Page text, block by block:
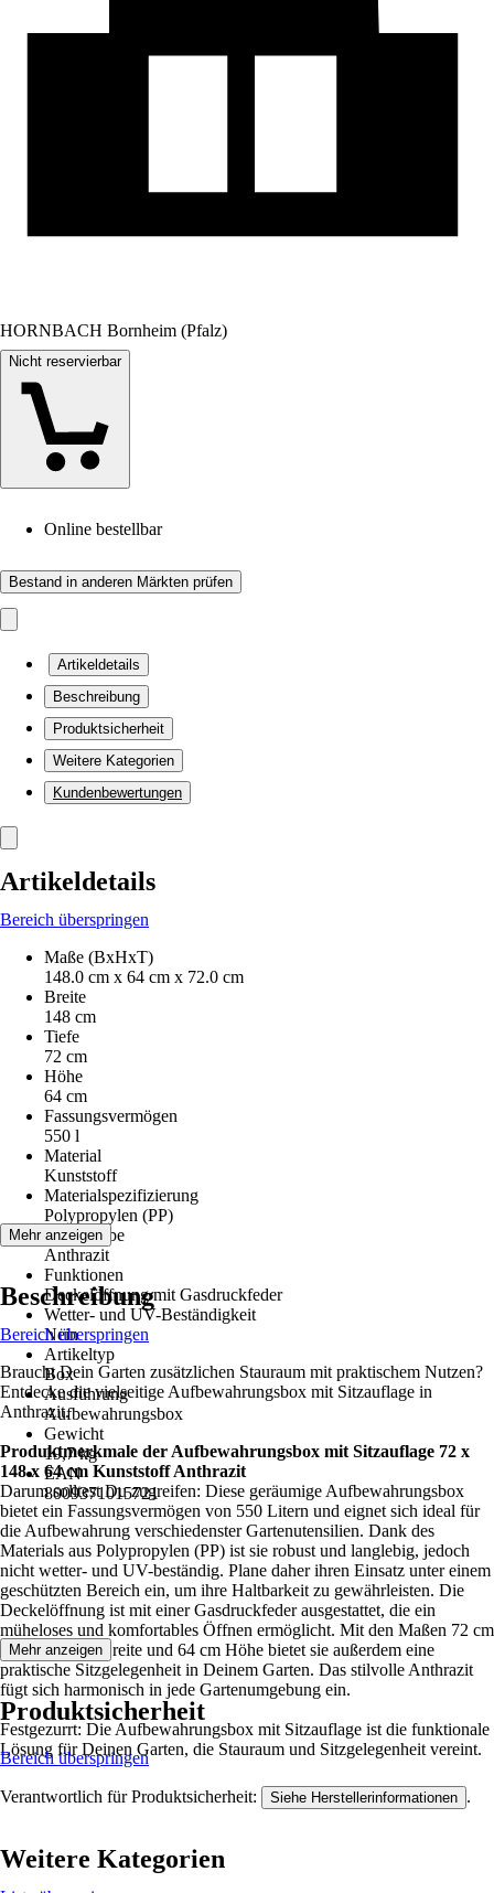
HORNBACH Bornheim (Pfalz)
Nicht reservierbar
Online bestellbar
Bestand in anderen Märkten prüfen
Artikeldetails
Beschreibung
Produktsicherheit
Weitere Kategorien
Kundenbewertungen
Artikeldetails
Bereich überspringen
Maße (BxHxT)
148.0 cm x 64 cm x 72.0 cm
Breite
148 cm
Tiefe
72 cm
Höhe
64 cm
Fassungsvermögen
550 l
Material
Kunststoff
Materialspezifizierung
Polypropylen (PP)
Grundfarbe
Anthrazit
Funktionen
Deckelöffnung mit Gasdruckfeder
Wetter- und UV-Beständigkeit
Nein
Artikeltyp
Box
Ausführung
Aufbewahrungsbox
Gewicht
19,7 kg
EAN
8009371015721
Mehr anzeigen
Beschreibung
Bereich überspringen
Braucht Dein Garten zusätzlichen Stauraum mit praktischem Nutzen?
Entdecke die vielseitige Aufbewahrungsbox mit Sitzauflage in
Anthrazit.
Produktmerkmale der Aufbewahrungsbox mit Sitzauflage 72 x
148 x 64 cm Kunststoff Anthrazit
Darum solltest Du zugreifen: Diese geräumige Aufbewahrungsbox
bietet ein Fassungsvermögen von 550 Litern und eignet sich ideal für
die Aufbewahrung verschiedenster Gartenutensilien. Dank des
Materials aus Polypropylen (PP) ist sie robust und langlebig, jedoch
nicht wetter- und UV-beständig. Plane daher ihren Einsatz unter einem
geschützten Bereich ein, um ihre Haltbarkeit zu gewährleisten. Die
Deckelöffnung ist mit einer Gasdruckfeder ausgestattet, die ein
müheloses und komfortables Öffnen ermöglicht. Mit den Maßen 72 cm
Tiefe, 148 cm Breite und 64 cm Höhe bietet sie außerdem eine
praktische Sitzgelegenheit in Deinem Garten. Das stilvolle Anthrazit
fügt sich harmonisch in jede Gartenumgebung ein.
Festgezurrt: Die Aufbewahrungsbox mit Sitzauflage ist die funktionale
Lösung für Deinen Garten, die Stauraum und Sitzgelegenheit vereint.
Mehr anzeigen
Produktsicherheit
Bereich überspringen
Verantwortlich für Produktsicherheit: Siehe Herstellerinformationen .
Weitere Kategorien